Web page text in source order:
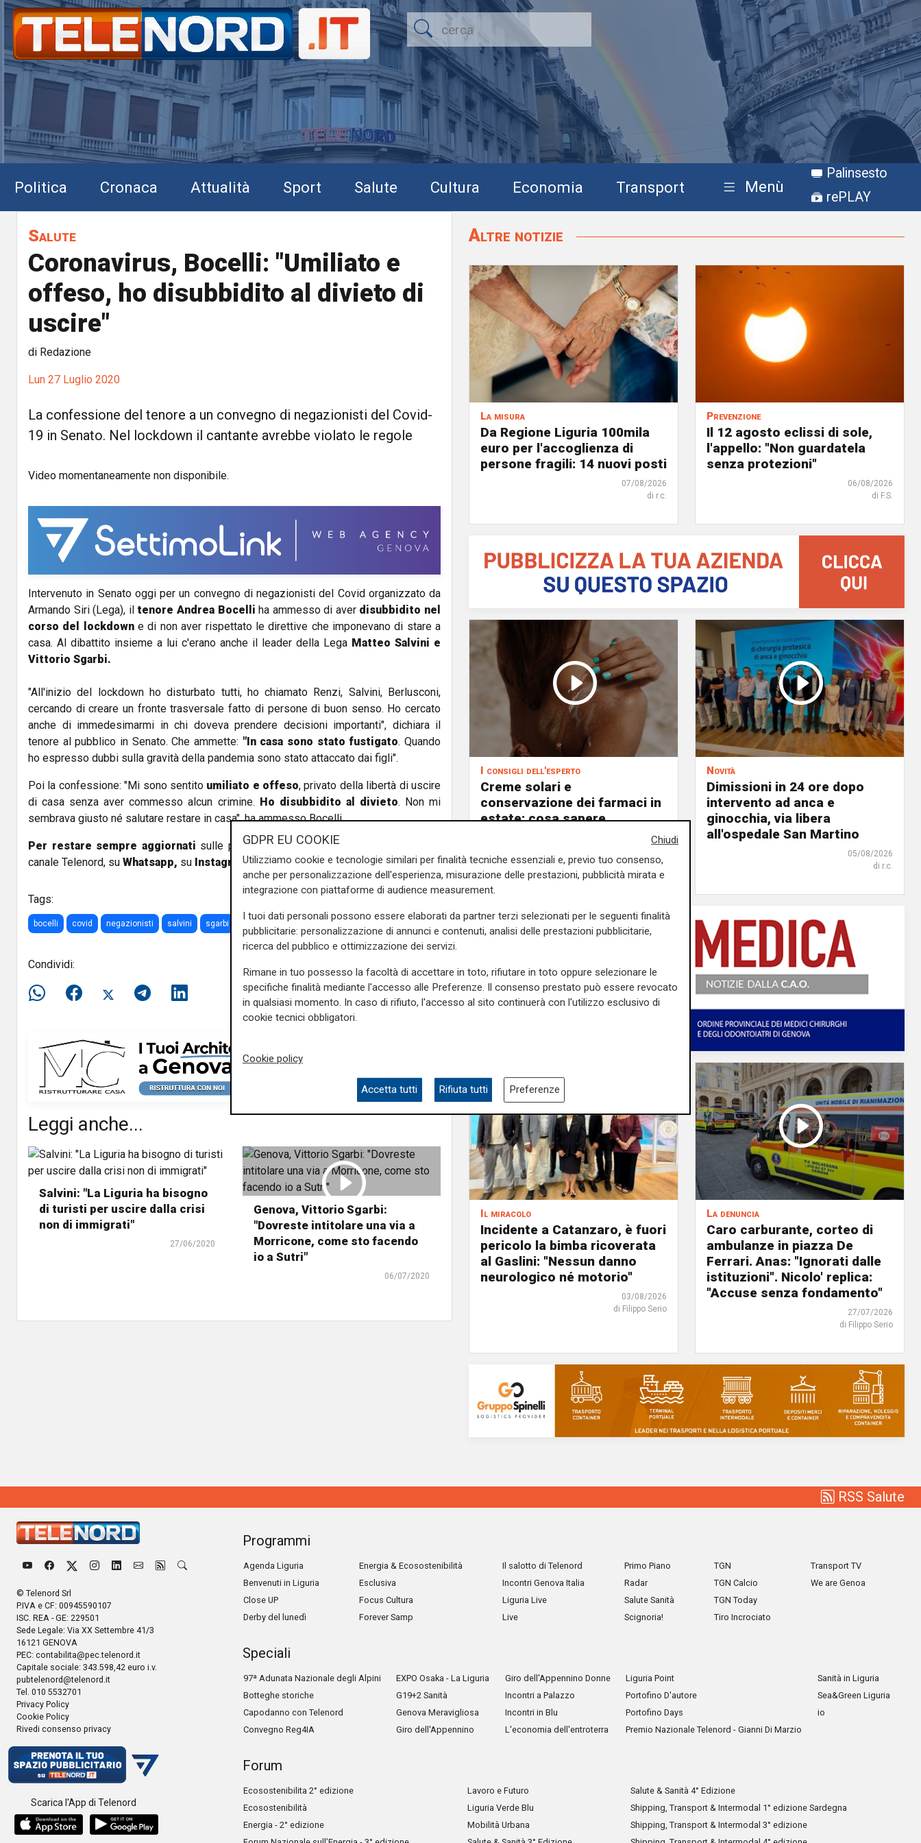
Politica Cronaca Attualità Sport Salute Cultura Economia Transport Menù
Palinsesto
rePLAY
Salute
Coronavirus, Bocelli: "Umiliato e
offeso, ho disubbidito al divieto di
uscire"
di Redazione
Lun 27 Luglio 2020
La confessione del tenore a un convegno di negazionisti del Covid-
19 in Senato. Nel lockdown il cantante avrebbe violato le regole
Video momentaneamente non disponibile.
Intervenuto in Senato oggi per un convegno di negazionisti del Covid organizzato da
Armando Siri (Lega), il tenore Andrea Bocelli ha ammesso di aver disubbidito nel
corso del lockdowne di non aver rispettato le direttive che imponevano di stare a
casa. Al dibattito insieme a lui c'erano anche il leader della Lega Matteo Salvini e
Vittorio Sgarbi.
"All'inizio del lockdown ho disturbato tutti, ho chiamato Renzi, Salvini, Berlusconi,
cercando di creare un fronte trasversale fatto di persone di buon senso. Ho cercato
anche di immedesimarmi in chi doveva prendere decisioni importanti", dichiara il
tenore al pubblico in Senato. Che ammette: "In casa sono stato fustigato. Quando
ho espresso dubbi sulla gravità della pandemia sono stato attaccato dai figli".
Poi la confessione: "Mi sono sentito umiliato e offeso, privato della libertà di uscire
di casa senza aver commesso alcun crimine. Ho disubbidito al divieto. Non mi
sembrava giusto né salutare restare in casa", ha ammesso Bocelli.
Per restare sempre aggiornati sulle principali notizie sulla Liguria seguiteci sul
canale Telenord, su Whatsapp, su Instagram,suYoutubee suFacebook.
Tags:
bocelli covid negazionisti salvini sgarbi coronavirus dichiarazioni
Condividi:
Leggi anche...
Salvini: "La Liguria ha bisogno
di turisti per uscire dalla crisi
non di immigrati"
27/06/2020
Genova, Vittorio Sgarbi:
"Dovreste intitolare una via a
Morricone, come sto facendo
io a Sutri"
06/07/2020
Altre notizie
La misura
Da Regione Liguria 100mila
euro per l'accoglienza di
persone fragili: 14 nuovi posti
07/08/2026
di r.c.
Prevenzione
Il 12 agosto eclissi di sole,
l'appello: "Non guardatela
senza protezioni"
06/08/2026
di F.S.
I consigli dell'esperto
Creme solari e
conservazione dei farmaci in
estate: cosa sapere
05/08/2026
Novità
Dimissioni in 24 ore dopo
intervento ad anca e
ginocchia, via libera
all'ospedale San Martino
05/08/2026
di r.c.
Il miracolo
Incidente a Catanzaro, è fuori
pericolo la bimba ricoverata
al Gaslini: "Nessun danno
neurologico né motorio"
03/08/2026
di Filippo Serio
La denuncia
Caro carburante, corteo di
ambulanze in piazza De
Ferrari. Anas: "Ignorati dalle
istituzioni". Nicolo' replica:
"Accuse senza fondamento"
27/07/2026
di Filippo Serio
RSS Salute
© Telenord Srl
P.IVA e CF: 00945590107
ISC. REA - GE: 229501
Sede Legale: Via XX Settembre 41/3
16121 GENOVA
PEC: contabilita@pec.telenord.it
Capitale sociale: 343.598,42 euro i.v.
pubtelenord@telenord.it
Tel. 010 5532701
Privacy Policy
Cookie Policy
Rivedi consenso privacy
Scarica l'App di Telenord
Programmi
Agenda Liguria
Benvenuti in Liguria
Close UP
Derby del lunedì
Energia & Ecosostenibilità
Esclusiva
Focus Cultura
Forever Samp
Il salotto di Telenord
Incontri Genova Italia
Liguria Live
Live
Primo Piano
Radar
Salute Sanità
Scignoria!
TGN
TGN Calcio
TGN Today
Tiro Incrociato
Transport TV
We are Genoa
Speciali
97ª Adunata Nazionale degli Alpini
Botteghe storiche
Capodanno con Telenord
Convegno Reg4IA
EXPO Osaka - La Liguria
G19+2 Sanità
Genova Meravigliosa
Giro dell'Appennino
Giro dell'Appennino Donne
Incontri a Palazzo
Incontri in Blu
L'economia dell'entroterra
Liguria Point
Portofino D'autore
Portofino Days
Premio Nazionale Telenord - Gianni Di Marzio
Sanità in Liguria
Sea&Green Liguria
io
Forum
Ecosostenibilita 2° edizione
Ecosostenibilità
Energia - 2° edizione
Lavoro e Futuro
Liguria Verde Blu
Mobilità Urbana
Salute & Sanità 4° Edizione
Shipping, Transport & Intermodal 1° edizione Sardegna
Shipping, Transport & Intermodal 3° edizione
Chiudi
GDPR EU COOKIE
Utilizziamo cookie e tecnologie similari per finalità tecniche essenziali e, previo tuo consenso,
anche per personalizzazione dell'esperienza, misurazione delle prestazioni, pubblicità mirata e
integrazione con piattaforme di audience measurement.
I tuoi dati personali possono essere elaborati da partner terzi selezionati per le seguenti finalità
pubblicitarie: personalizzazione di annunci e contenuti, analisi delle prestazioni pubblicitarie,
ricerca del pubblico e ottimizzazione dei servizi.
Rimane in tuo possesso la facoltà di accettare in toto, rifiutare in toto oppure selezionare le
specifiche finalità mediante l'accesso alle Preferenze. Il consenso prestato può essere revocato
in qualsiasi momento. In caso di rifiuto, l'accesso al sito continuerà con l'utilizzo esclusivo di
cookie tecnici obbligatori.
Cookie policy
Accetta tutti Rifiuta tutti Preferenze